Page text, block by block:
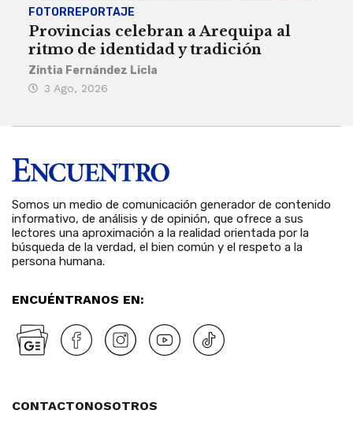
FOTORREPORTAJE
Provincias celebran a Arequipa al
ritmo de identidad y tradición
Zintia Fernández Licla
3 Ago, 2026
Somos un medio de comunicación generador de contenido
informativo, de análisis y de opinión, que ofrece a sus
lectores una aproximación a la realidad orientada por la
búsqueda de la verdad, el bien común y el respeto a la
persona humana.
ENCUÉNTRANOS EN:
CONTACTONOSOTROS